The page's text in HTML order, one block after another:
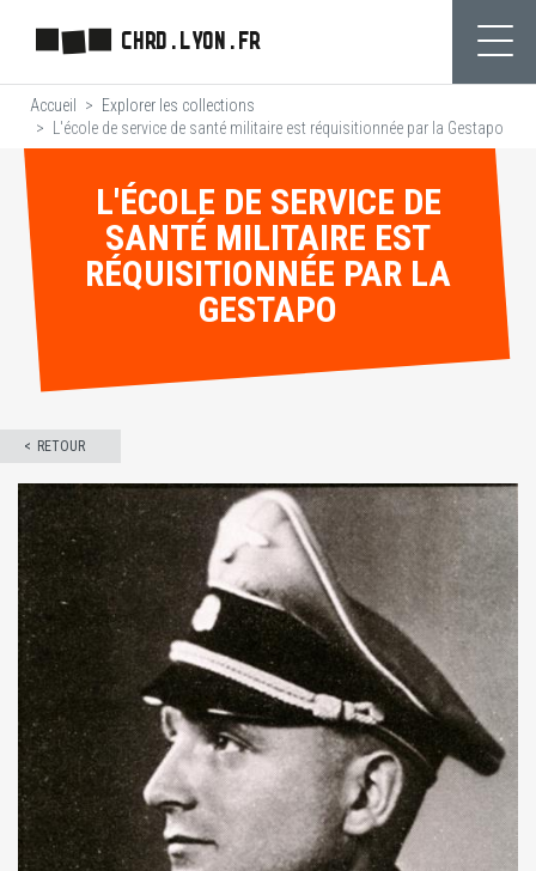
contenu
principal
CHRD.LYON.FR
Accueil
Explorer les collections
L'école de service de santé militaire est réquisitionnée par la Gestapo
L'ÉCOLE DE SERVICE DE
SANTÉ MILITAIRE EST
RÉQUISITIONNÉE PAR LA
GESTAPO
RETOUR